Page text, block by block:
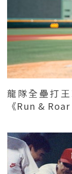
龍隊全壘打
《Run & Roar